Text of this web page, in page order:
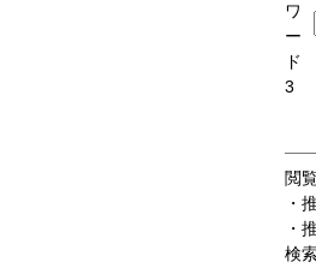
ワ
ー
ド
3
閲
・
・
検